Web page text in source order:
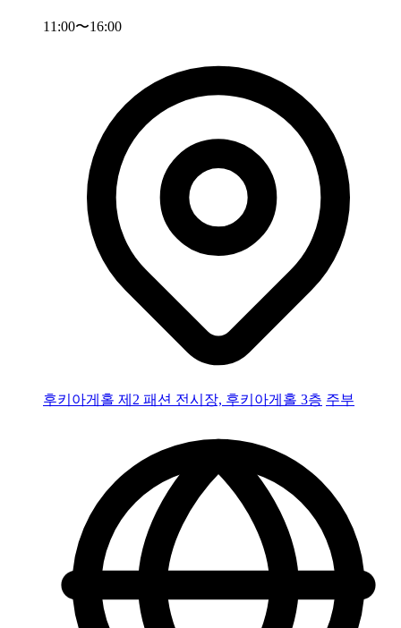
11:00〜16:00
후키아게홀 제2 패션 전시장, 후키아게홀 3층 주부